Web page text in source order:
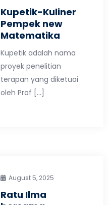
Kupetik-Kuliner
Pempek new
Matematika
Kupetik adalah nama
proyek penelitian
terapan yang diketuai
oleh Prof […]
August 5, 2025
Ratu Ilma